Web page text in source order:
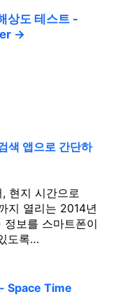
상도 테스트 -
→
색 앱으로 간단하
현지 시간으로
지 열리는 2014년
보를 스마트폰이
도록…
Space Time